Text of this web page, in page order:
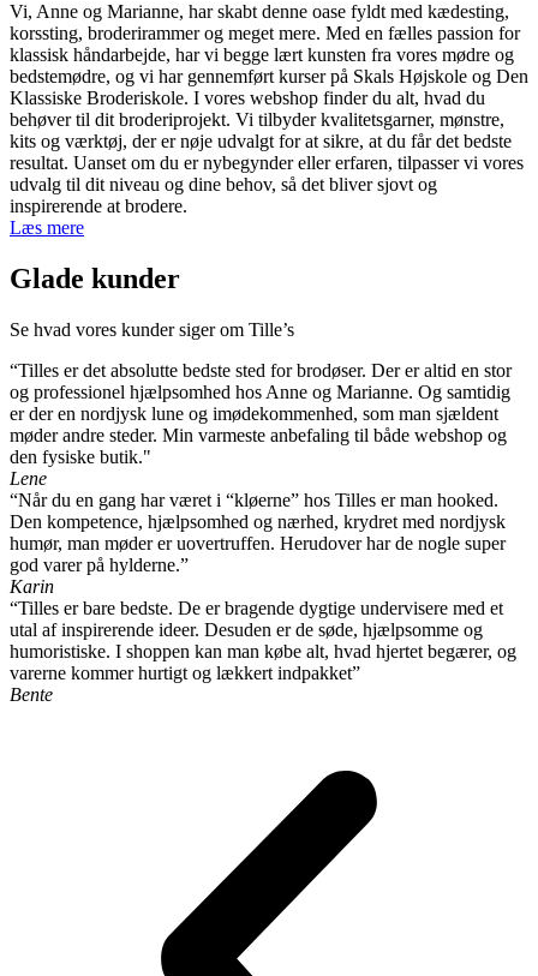
vælges
på
varesiden
Vi, Anne og Marianne, har skabt denne oase fyldt med kædesting,
korssting, broderirammer og meget mere. Med en fælles passion for
klassisk håndarbejde, har vi begge lært kunsten fra vores mødre og
bedstemødre, og vi har gennemført kurser på Skals Højskole og Den
Klassiske Broderiskole. I vores webshop finder du alt, hvad du
behøver til dit broderiprojekt. Vi tilbyder kvalitetsgarner, mønstre,
kits og værktøj, der er nøje udvalgt for at sikre, at du får det bedste
resultat. Uanset om du er nybegynder eller erfaren, tilpasser vi vores
udvalg til dit niveau og dine behov, så det bliver sjovt og
inspirerende at brodere.
Læs mere
Glade kunder
Se hvad vores kunder siger om Tille’s
“Tilles er det absolutte bedste sted for brodøser. Der er altid en stor
og professionel hjælpsomhed hos Anne og Marianne. Og samtidig
er der en nordjysk lune og imødekommenhed, som man sjældent
møder andre steder. Min varmeste anbefaling til både webshop og
den fysiske butik."
Lene
“Når du en gang har været i “kløerne” hos Tilles er man hooked.
Den kompetence, hjælpsomhed og nærhed, krydret med nordjysk
humør, man møder er uovertruffen. Herudover har de nogle super
god varer på hylderne.”
Karin
“Tilles er bare bedste. De er bragende dygtige undervisere med et
utal af inspirerende ideer. Desuden er de søde, hjælpsomme og
humoristiske. I shoppen kan man købe alt, hvad hjertet begærer, og
varerne kommer hurtigt og lækkert indpakket”
Bente